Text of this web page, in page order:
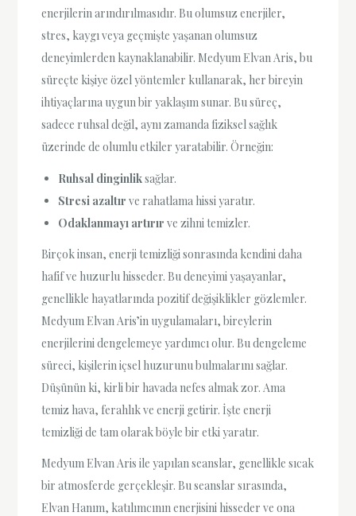
enerjilerin arındırılmasıdır. Bu olumsuz enerjiler,
stres, kaygı veya geçmişte yaşanan olumsuz
deneyimlerden kaynaklanabilir. Medyum Elvan Aris, bu
süreçte kişiye özel yöntemler kullanarak, her bireyin
ihtiyaçlarına uygun bir yaklaşım sunar. Bu süreç,
sadece ruhsal değil, aynı zamanda fiziksel sağlık
üzerinde de olumlu etkiler yaratabilir. Örneğin:
Ruhsal dinginliksağlar.
Stresi azaltır ve rahatlama hissi yaratır.
Odaklanmayı artırır ve zihni temizler.
Birçok insan, enerji temizliği sonrasında kendini daha
hafif ve huzurlu hisseder. Bu deneyimi yaşayanlar,
genellikle hayatlarında pozitif değişiklikler gözlemler.
Medyum Elvan Aris’in uygulamaları, bireylerin
enerjilerini dengelemeye yardımcı olur. Bu dengeleme
süreci, kişilerin içsel huzurunu bulmalarını sağlar.
Düşünün ki, kirli bir havada nefes almak zor. Ama
temiz hava, ferahlık ve enerji getirir. İşte enerji
temizliği de tam olarak böyle bir etki yaratır.
Medyum Elvan Aris ile yapılan seanslar, genellikle sıcak
bir atmosferde gerçekleşir. Bu seanslar sırasında,
Elvan Hanım, katılımcının enerjisini hisseder ve ona